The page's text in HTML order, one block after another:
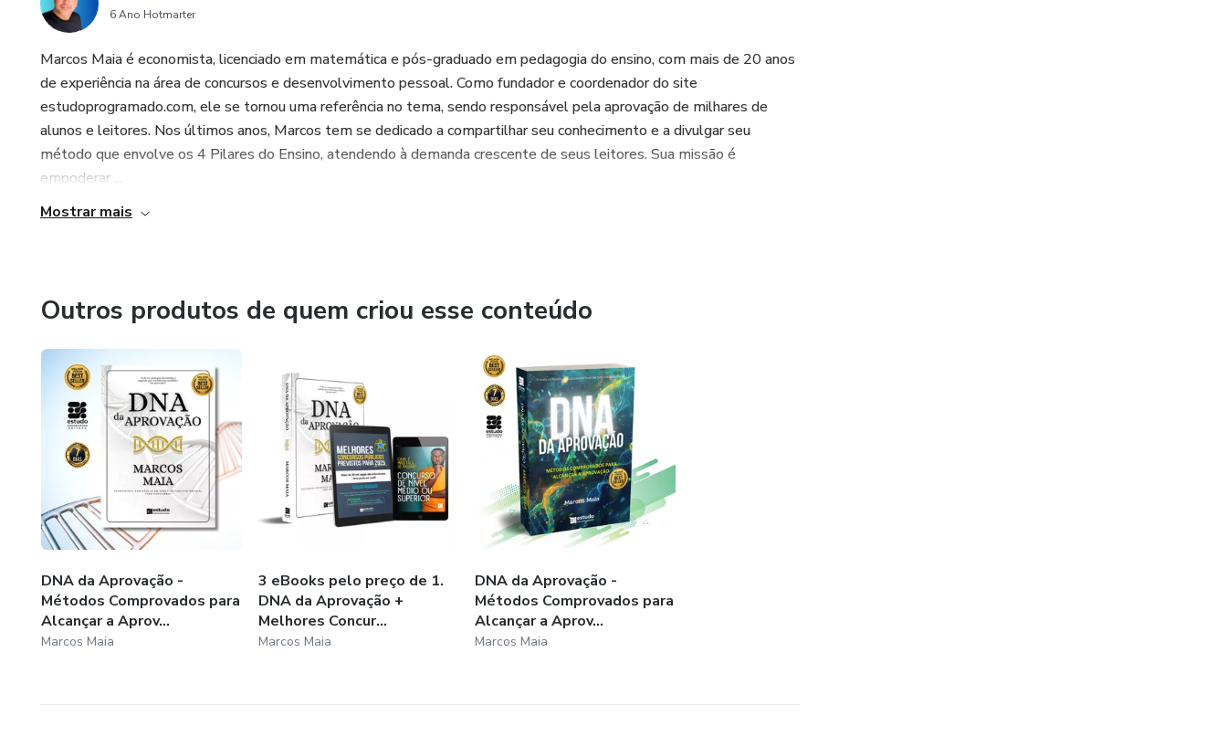
6 Ano Hotmarter
Marcos Maia é economista, licenciado em matemática e pós-graduado em pedagogia do ensino, com mais de 20 anos
de experiência na área de concursos e desenvolvimento pessoal. Como fundador e coordenador do site
estudoprogramado.com, ele se tornou uma referência no tema, sendo responsável pela aprovação de milhares de
alunos e leitores. Nos últimos anos, Marcos tem se dedicado a compartilhar seu conhecimento e a divulgar seu
método que envolve os 4 Pilares do Ensino, atendendo à demanda crescente de seus leitores. Sua missão é
empoderar ...
Mostrar mais
Outros produtos de quem criou esse conteúdo
DNA da Aprovação -
Métodos Comprovados para
Alcançar a Aprov...
Marcos Maia
3 eBooks pelo preço de 1.
DNA da Aprovação +
Melhores Concur...
Marcos Maia
DNA da Aprovação -
Métodos Comprovados para
Alcançar a Aprov...
Marcos Maia